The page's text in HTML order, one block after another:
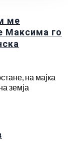
ме
Максима го
на мајка
земја